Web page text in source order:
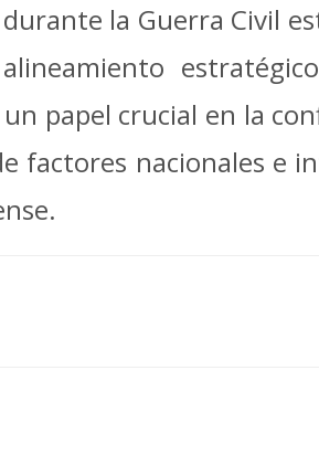
la Guerra Civil
papel crucial en la
factores nacionales e